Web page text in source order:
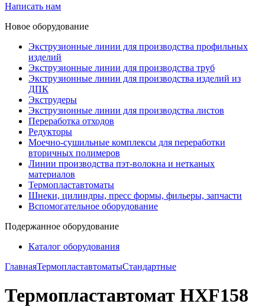
Написать нам
Новое оборудование
Экструзионные линии для производства профильных
изделий
Экструзионные линии для производства труб
Экструзионные линии для производства изделий из
ДПК
Экструдеры
Экструзионные линии для производства листов
Переработка отходов
Редукторы
Моечно-сушильные комплексы для переработки
вторичных полимеров
Линии производства пэт-волокна и нетканых
материалов
Термопластавтоматы
Шнеки, цилиндры, пресс формы, фильеры, запчасти
Вспомогательное оборудование
Подержанное оборудование
Каталог оборудования
ГлавнаяТермопластавтоматыСтандартные
Термопластавтомат HXF158